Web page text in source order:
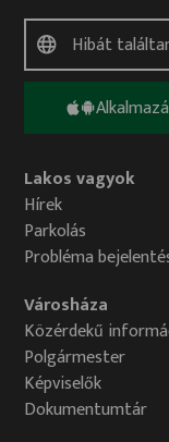
útról a
Tatabánya, 032/
7867/48,
tervezett
kapcsolatos
Jogú Város
Szervezete
Borbála út 1,
gfsz@gfsz.hu
Lakos vagyok
Hírek
Parkolás
Probléma
Városháza
Közérdekű
Polgármester
Képviselők
Dokumentumtár